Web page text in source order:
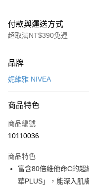
付款與運送方式
超取滿NT$390免運
POYA支付
超商取貨付款
LINE Pay
街口支付
悠遊付
品牌
妮維雅 NIVEA
商品特色
商品編號
10110036
商品特色
富含80倍維他命C的
華PLUS」，能深入肌